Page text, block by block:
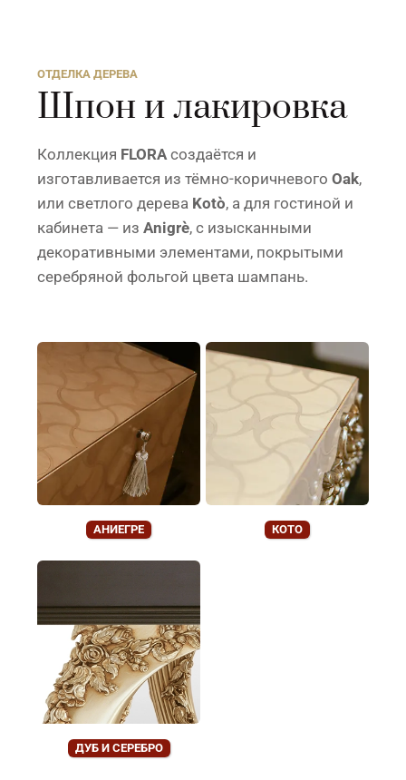
ОТДЕЛКА ДЕРЕВА
Шпон и лакировка
Коллекция FLORAсоздаётся и
изготавливается из тёмно-коричневого Oak,
или светлого дерева Kotò, а для гостиной и
кабинета — из Anigrè, с изысканными
декоративными элементами, покрытыми
серебряной фольгой цвета шампань.
АНИЕГРЕ КОТО
ДУБ И СЕРЕБРО